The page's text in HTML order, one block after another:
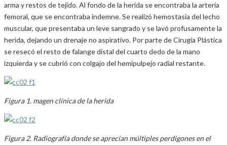
arma y restos de tejido. Al fondo de la herida se encontraba la arteria
femoral, que se encontraba indemne. Se realizó hemostasia del lecho
muscular, que presentaba un leve sangrado y se lavó profusamente la
herida, dejando un drenaje no aspirativo. Por parte de Cirugía Plástica
se resecó el resto de falange distal del cuarto dedo de la mano
izquierda y se cubrió con colgajo del hemipulpejo radial restante.
Figura 1. magen clínica de la herida
Figura 2. Radiografía donde se aprecian múltiples perdigones en el